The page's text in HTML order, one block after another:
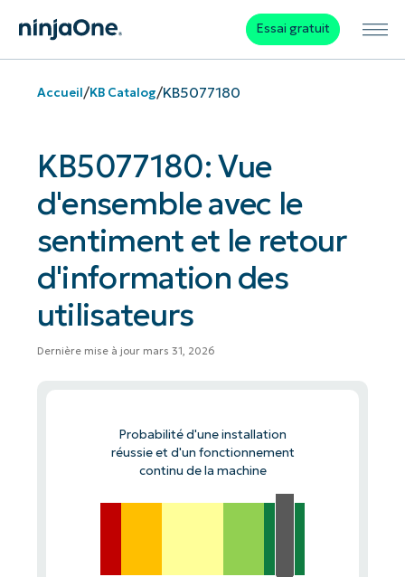
Essai gratuit
Accueil/KB Catalog/KB5077180
KB5077180: Vue
d'ensemble avec le
sentiment et le retour
d'information des
utilisateurs
Dernière mise à jour mars 31, 2026
Probabilité d'une installation
réussie et d'un fonctionnement
continu de la machine